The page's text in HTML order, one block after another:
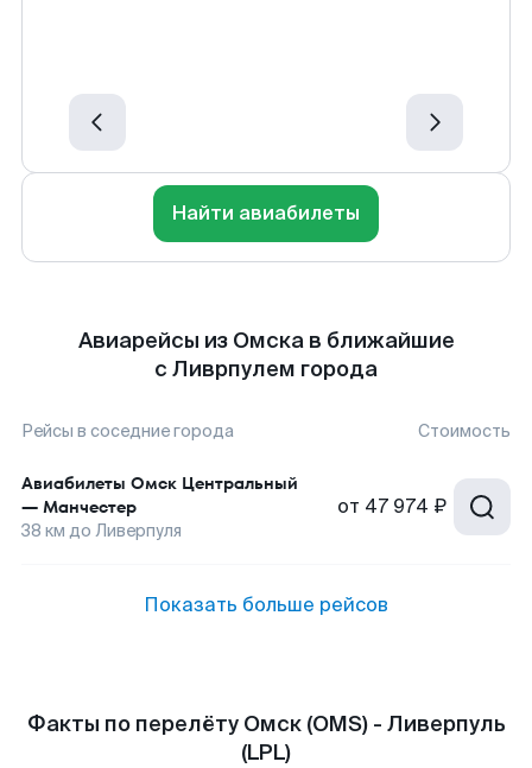
Найти авиабилеты
Авиарейсы из Омска в ближайшие
с Ливрпулем города
Рейсы в соседние города Стоимость
Авиабилеты Омск Центральный
— Манчестер
38 км до Ливерпуля
от 47 974 ₽
Показать больше рейсов
Факты по перелёту Омск (OMS) - Ливерпуль
(LPL)